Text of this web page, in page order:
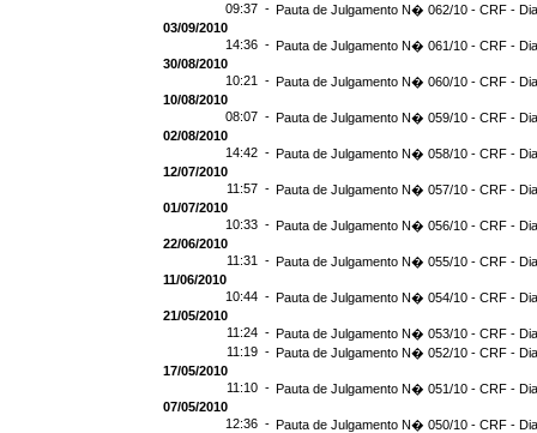
09:37 - Pauta de Julgamento N� 062/10 - CRF -
03/09/2010
14:36 - Pauta de Julgamento N� 061/10 - CRF -
30/08/2010
10:21 - Pauta de Julgamento N� 060/10 - CRF -
10/08/2010
08:07 - Pauta de Julgamento N� 059/10 - CRF -
02/08/2010
14:42 - Pauta de Julgamento N� 058/10 - CRF -
12/07/2010
11:57 - Pauta de Julgamento N� 057/10 - CRF -
01/07/2010
10:33 - Pauta de Julgamento N� 056/10 - CRF -
22/06/2010
11:31 - Pauta de Julgamento N� 055/10 - CRF -
11/06/2010
10:44 - Pauta de Julgamento N� 054/10 - CRF -
21/05/2010
11:24 - Pauta de Julgamento N� 053/10 - CRF -
11:19 - Pauta de Julgamento N� 052/10 - CRF -
17/05/2010
11:10 - Pauta de Julgamento N� 051/10 - CRF -
07/05/2010
12:36 - Pauta de Julgamento N� 050/10 - CRF -